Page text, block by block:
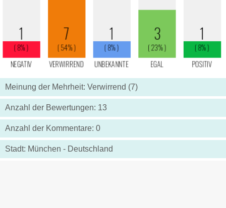
Meinung der Mehrheit: Verwirrend (7)
Anzahl der Bewertungen: 13
Anzahl der Kommentare: 0
Stadt: München - Deutschland